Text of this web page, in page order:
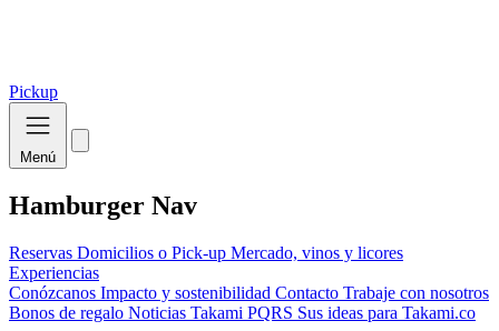
Pickup
Menú
Hamburger Nav
Reservas Domicilios o Pick-up Mercado, vinos y licores
Experiencias
Conózcanos Impacto y sostenibilidad Contacto Trabaje con nosotros
Bonos de regalo Noticias Takami PQRS Sus ideas para Takami.co